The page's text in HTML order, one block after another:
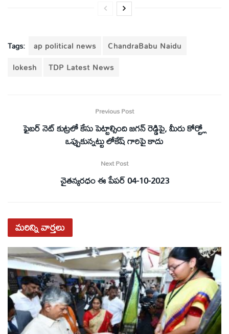
Tags: ap political news
ChandraBabu Naidu
lokesh
TDP Latest News
Previous Post
ఫైబర్ నెట్ కుట్రలో కేసు పెట్టాల్సింది జగన్ రెడ్డిపై, మీరు కోర్ట్లో
ఒప్పుకున్నట్టు లోకేష్ గారిపై కాదు
Next Post
చైతన్యరధం ఈ పేపర్ 04-10-2023
మరిన్నివార్తలు